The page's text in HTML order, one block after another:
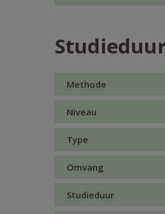
Methode
Niveau
Type
Omvang
Studieduur